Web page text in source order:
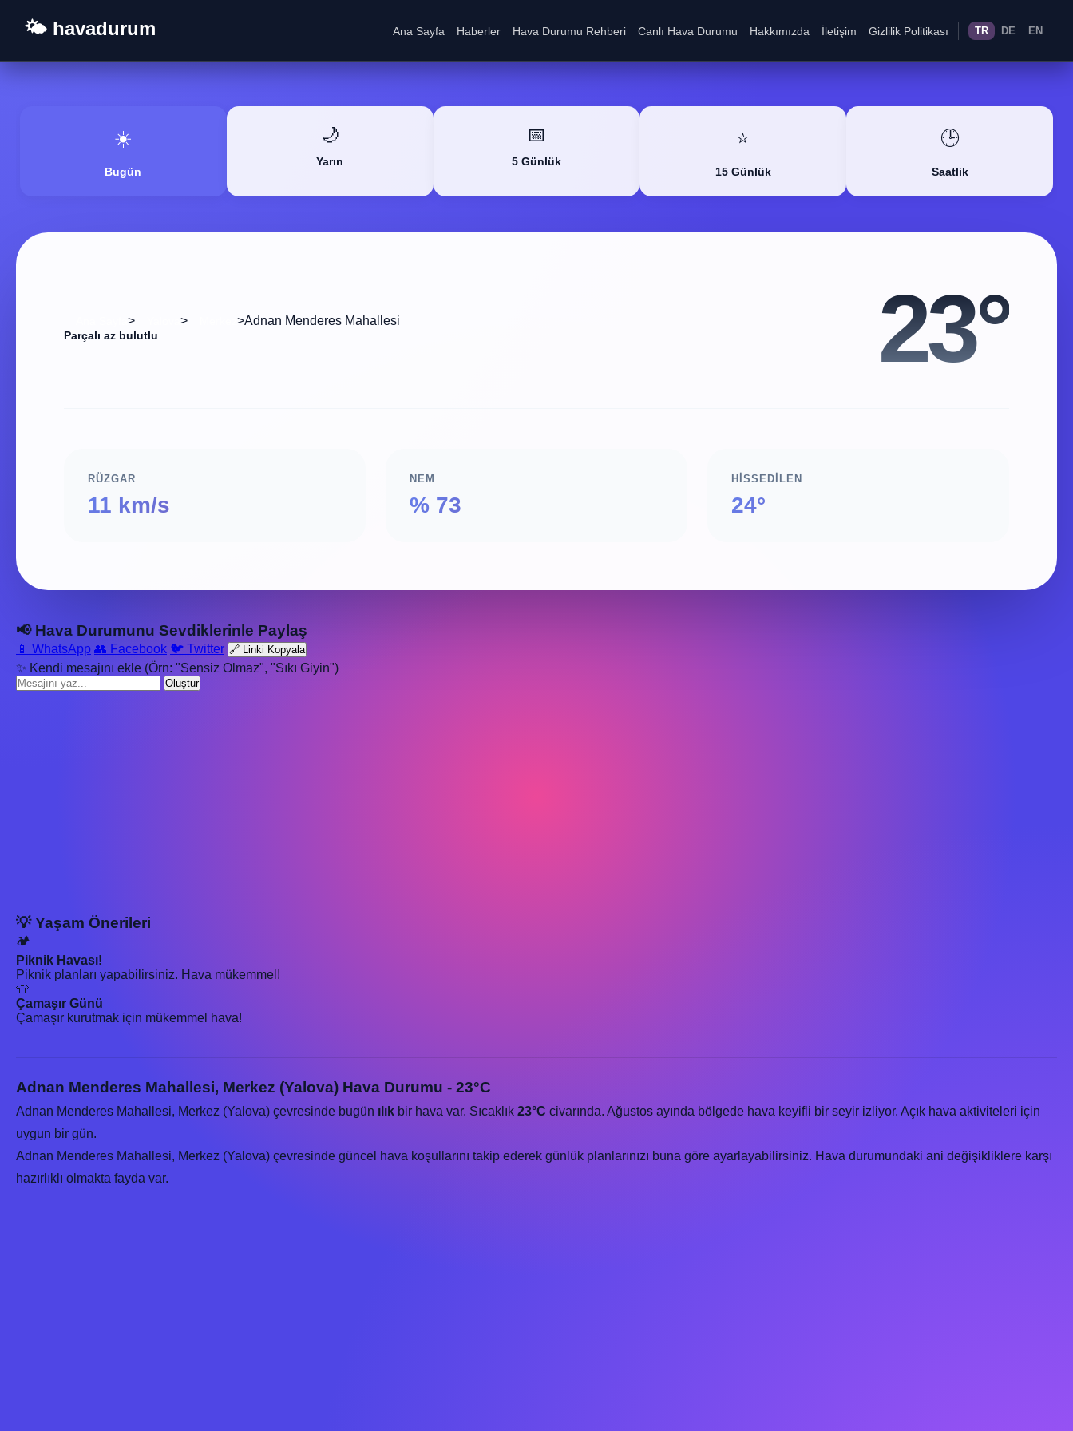
🌤️ havadurum Ana Sayfa Haberler Hava Durumu Rehberi Canlı Hava Durumu Hakkımızda İletişim Gizlilik Politikası TR DE EN
☀️
Bugün
🌙
Yarın
📅
5 Günlük
⭐
15 Günlük
🕒
Saatlik
> > >Adnan Menderes Mahallesi
Parçalı az bulutlu 23°
RÜZGAR
11 km/s
NEM
% 73
HISSEDILEN
24°
📢 Hava Durumunu Sevdiklerinle Paylaş
📱 WhatsApp 👥 Facebook 🐦 Twitter 🔗 Linki Kopyala
✨ Kendi mesajını ekle (Örn: "Sensiz Olmaz", "Sıkı Giyin")
Oluştur
💡 Yaşam Önerileri
🏕️
Piknik Havası!
Piknik planları yapabilirsiniz. Hava mükemmel!
👕
Çamaşır Günü
Çamaşır kurutmak için mükemmel hava!
Adnan Menderes Mahallesi, Merkez (Yalova) Hava Durumu - 23°C
Adnan Menderes Mahallesi, Merkez (Yalova) çevresinde bugün ılık bir hava var. Sıcaklık 23°C civarında. Ağustos ayında bölgede hava keyifli bir seyir izliyor. Açık hava aktiviteleri için
uygun bir gün.
Adnan Menderes Mahallesi, Merkez (Yalova) çevresinde güncel hava koşullarını takip ederek günlük planlarınızı buna göre ayarlayabilirsiniz. Hava durumundaki ani değişikliklere karşı
hazırlıklı olmakta fayda var.